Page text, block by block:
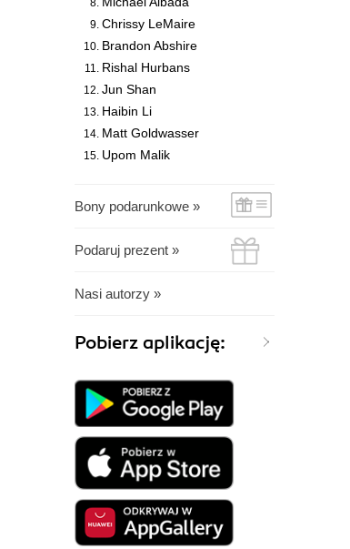
Chrissy LeMaire
Brandon Abshire
Rishal Hurbans
Jun Shan
Haibin Li
Matt Goldwasser
Upom Malik
Bony podarunkowe »
Podaruj prezent »
Nasi autorzy »
Pobierz aplikację: